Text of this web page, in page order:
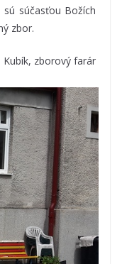
súčasťou Božích
zbor.
Kubík, zborový farár